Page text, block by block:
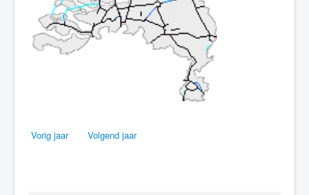
Vorig jaar Volgend jaar